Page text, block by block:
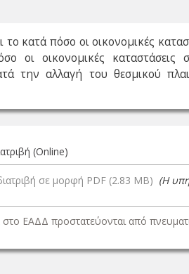
το κατά πόσο οι οικονομικές
οι οικονομικές καταστάσεις
την αλλαγή του θεσμικού
(Online)
σε μορφή PDF (2.83 MB) (Η
ΕΑΔΔ προστατεύονται από